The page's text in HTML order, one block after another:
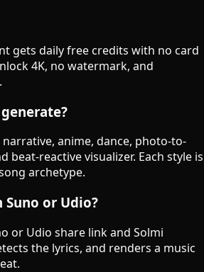
gets daily free credits with no card
4K, no watermark, and
anime, dance, photo-to-
beat-reactive visualizer. Each style is
archetype.
or Udio?
or Udio share link and Solmi
the lyrics, and renders a music